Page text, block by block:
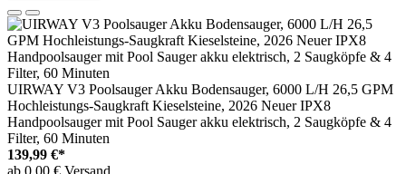
UIRWAY V3 Poolsauger Akku Bodensauger, 6000 L/H 26,5 GPM
Hochleistungs-Saugkraft Kieselsteine, 2026 Neuer IPX8
Handpoolsauger mit Pool Sauger akku elektrisch, 2 Saugköpfe & 4
Filter, 60 Minuten
139,99 €*